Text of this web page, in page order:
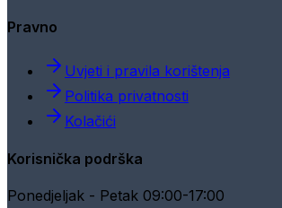
Pravno
Uvjeti i pravila korištenja
Politika privatnosti
Kolačići
Korisnička podrška
Ponedjeljak - Petak 09:00-17:00